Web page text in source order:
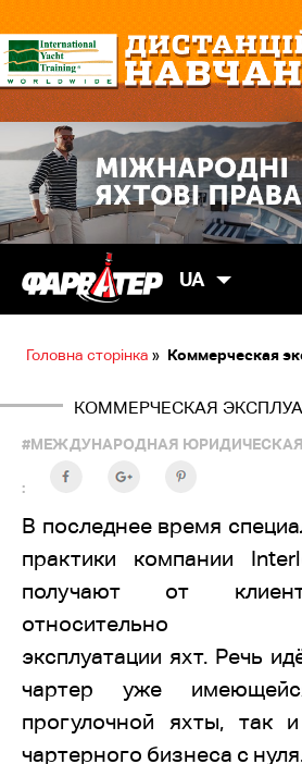
UA
Головна сторінка » Коммерческая
КОММЕРЧЕСКАЯ
#МЕЖДУНАРОДНАЯ
:
В последнее время
практики компании
получают от
относительно
эксплуатации яхт. Речь
чартер уже
прогулочной яхты, так
чартерного бизнеса с